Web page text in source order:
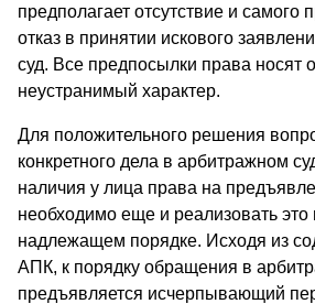
предполагает отсутствие и самого
отказ в принятии искового
суд. Все предпосылки права носят
неустранимый характер.
Для положительного решения
конкретного дела в арбитражном
наличия у лица права на
необходимо еще и реализовать это
надлежащем порядке. Исходя из
АПК, к порядку обращения в
предъявляется исчерпывающий